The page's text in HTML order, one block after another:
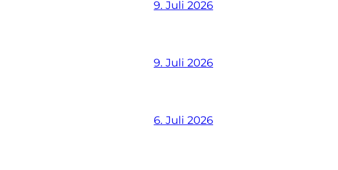
9. Juli 2026
9. Juli 2026
6. Juli 2026